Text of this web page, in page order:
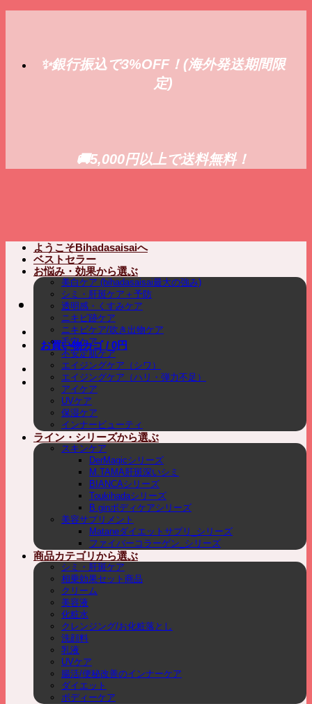
✨銀行振込で3%OFF！(海外発送期間限
定)
🚚5,000円以上で送料無料！
お買い物カゴ / 0円
ようこそBihadasaisaiへ
ベストセラー
お悩み・効果から選ぶ
美白ケア (bihadasaisai最大の強み)
シミ・肝斑ケア＋予防
透明感・くすみケア
ニキビ跡ケア
ニキビケア/吹き出物ケア
毛穴ケア
不安定肌ケア
エイジングケア（シワ）
エイジングケア（ハリ・弾力不足）
アイケア
UVケア
保湿ケア
インナービューティ
ライン・シリーズから選ぶ
スキンケア
DerMagicシリーズ
M.TAMA肝斑深いシミ
BIANCAシリーズ
Toukihadaシリーズ
B.ginボディケアシリーズ
美容サプリメント
Mataneダイエットサプリ_シリーズ
ファイバーコラーゲン_シリーズ
商品カテゴリから選ぶ
シミ・肝斑ケア
相乗効果セット商品
クリーム
美容液
化粧水
クレンジング/お化粧落とし
洗顔料
乳液
UVケア
腸活/便秘改善のインナーケア
ダイエット
ボディーケア